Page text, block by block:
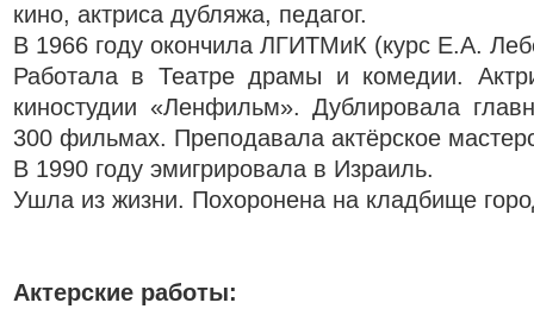
кино, актриса дубляжа, педагог.
В 1966 году окончила ЛГИТМиК (курс Е.А.
Работала в Театре драмы и комедии.
киностудии «Ленфильм». Дублировала
300 фильмах. Преподавала актёрское
В 1990 году эмигрировала в Израиль.
Ушла из жизни. Похоронена на кладбище
Актерские работы: